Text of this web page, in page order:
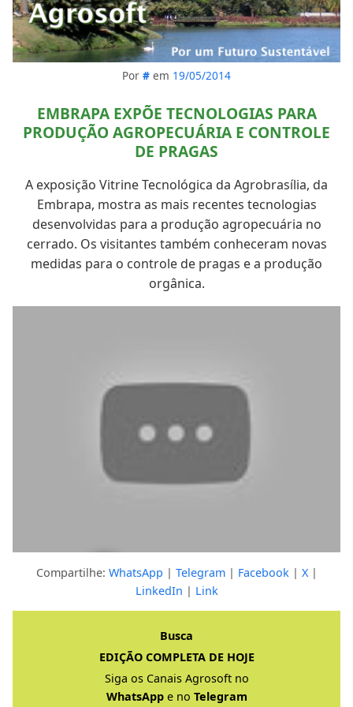
Por # em 19/05/2014
EMBRAPA EXPÕE TECNOLOGIAS PARA
PRODUÇÃO AGROPECUÁRIA E CONTROLE
DE PRAGAS
A exposição Vitrine Tecnológica da Agrobrasília, da
Embrapa, mostra as mais recentes tecnologias
desenvolvidas para a produção agropecuária no
cerrado. Os visitantes também conheceram novas
medidas para o controle de pragas e a produção
orgânica.
Clique para ver a resposta completa
Compartilhe: WhatsApp | Telegram| Facebook | X|
LinkedIn | Link
Busca
EDIÇÃO COMPLETA DE HOJE
Siga os Canais Agrosoft no
WhatsAppe no Telegram